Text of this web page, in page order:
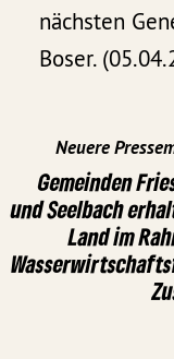
nächsten
Boser.
Neuere
Gemeinden
und Seelbach
Land im